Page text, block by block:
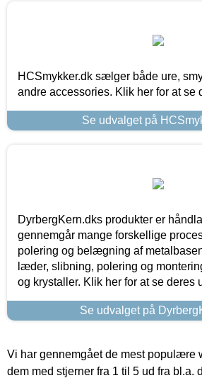
HCSmykker.dk sælger både ure,
andre accessories. Klik her for at se
Se udvalget på
DyrbergKern.dks produkter er
gennemgår mange forskellige
polering og belægning af
læder, slibning, polering og
og krystaller. Klik her for at se deres
Se udvalget på
Vi har gennemgået de mest populære
dem med stjerner fra 1 til 5 ud fra bl.a.